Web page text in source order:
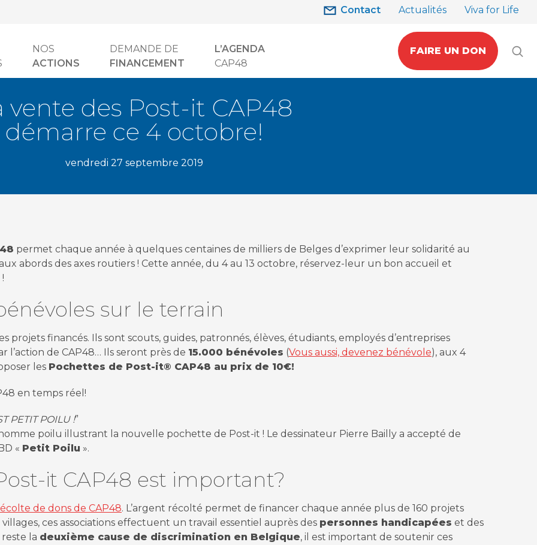
NOS
ACTIONS
DEMANDE DE
FINANCEMENT
L’AGENDA
CAP48
FAIRE UN DON
Contact Actualités Viva for Life
vente des Post-it CAP48
démarre ce 4 octobre!
vendredi 27 septembre 2019
permet chaque année à quelques centaines de milliers de Belges d’exprimer leur solidarité au
abords des axes routiers ! Cette année, du 4 au 13 octobre, réservez-leur un bon accueil et
sur le terrain
financés. Ils sont scouts, guides, patronnés, élèves, étudiants, employés d’entreprises
l’action de CAP48… Ils seront près de 15.000 bénévoles (Vous aussi, devenez bénévole), aux 4
les Pochettes de Post-it® CAP48 au prix de 10€!
en temps réel!
PETIT POILU !”
poilu illustrant la nouvelle pochette de Post-it ! Le dessinateur Pierre Bailly a accepté de
« Petit Poilu ».
it CAP48 est important?
de dons de CAP48. L’argent récolté permet de financer chaque année plus de 160 projets
ces associations effectuent un travail essentiel auprès des personnes handicapées et des
la deuxième cause de discrimination en Belgique, il est important de soutenir ces